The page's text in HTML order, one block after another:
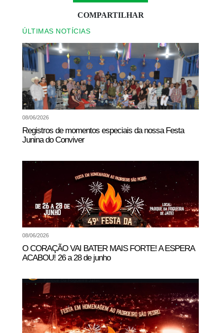
COMPARTILHAR
ÚLTIMAS NOTÍCIAS
08/06/2026
Registros de momentos especiais da nossa Festa
Junina do Conviver
08/06/2026
O CORAÇÃO VAI BATER MAIS FORTE! A ESPERA
ACABOU! 26 a 28 de junho